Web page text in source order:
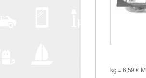
kg = 6,59 €